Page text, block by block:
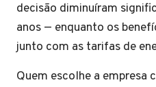
decisão diminuíram
anos — enquanto os
junto com as tarifas de
Quem escolhe a empresa